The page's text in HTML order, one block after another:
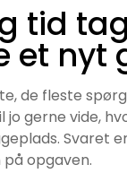
tid
nyt
de fleste
jo gerne vide,
Svaret
opgaven.